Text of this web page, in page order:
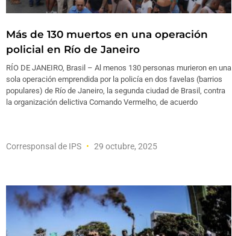
Más de 130 muertos en una operación
policial en Río de Janeiro
RÍO DE JANEIRO, Brasil – Al menos 130 personas murieron en una
sola operación emprendida por la policía en dos favelas (barrios
populares) de Río de Janeiro, la segunda ciudad de Brasil, contra
la organización delictiva Comando Vermelho, de acuerdo
Corresponsal de IPS 29 octubre, 2025